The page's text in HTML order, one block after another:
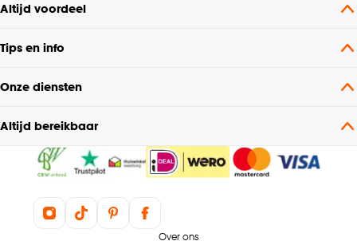
Altijd voordeel
Tips en info
Onze diensten
Altijd bereikbaar
Over ons